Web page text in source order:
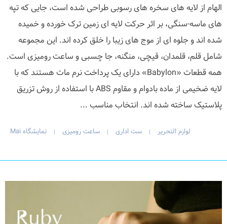
الهام از لایه های سخره های رسوبی طراحی شده است، جایی که تپه
های ماسه-سنگی، بر اثر حرکت لایه ای زمین ترک خورده و خمیده
شده اند و جلوه ای از موج های زیبا را خلق کرده اند. این مجموعه
شامل قلم، قلمدان، قیچی، منگنه، جا چسبی و ساعت رومیزی است.
همه قطعات «Babylon» دارای یک پرداخت نرم مات هستند که با
لایه ضخیمی از ماده بادوام و مقاوم ABS با استفاده از روش تزریق
پلاستیک ساخته شده اند. انتخاب مناسب ...
لوازم التحریر | ست اداری | ساعت رومیزی | نمایشگاه Mai